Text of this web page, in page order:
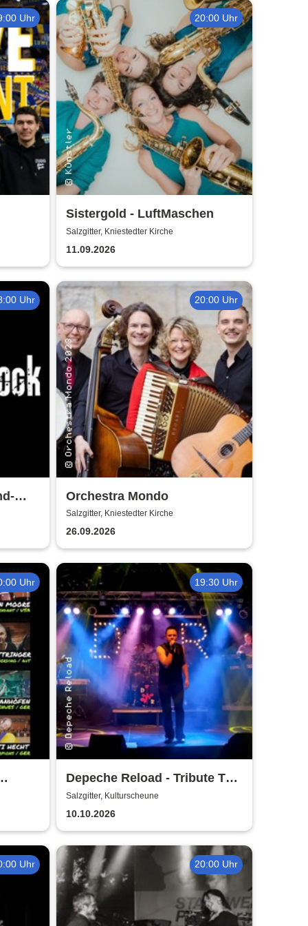
Uhr 20:00 Uhr
Sistergold - LuftMaschen
Salzgitter, Kniestedter Kirche
11.09.2026
Uhr 20:00 Uhr
Orchestra Mondo
Salzgitter, Kniestedter Kirche
26.09.2026
Uhr 19:30 Uhr
Depeche Reload - Tribute To
Depeche Mode
Salzgitter, Kulturscheune
10.10.2026
Uhr 20:00 Uhr